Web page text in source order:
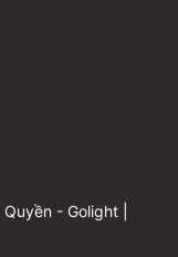
- Golight |